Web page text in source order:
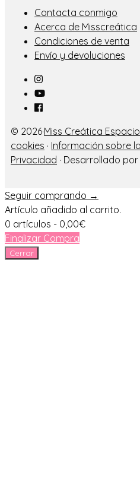
Contacta conmigo
Acerca de Misscreática
Condiciones de venta
Envío y devoluciones
© 2026·Miss Creática
cookies · Información sobre
Privacidad · Desarrollado por
Seguir comprando →
Artículo añadido al carrito.
0 artículos - 0,00€
Finalizar Compra
Cerrar